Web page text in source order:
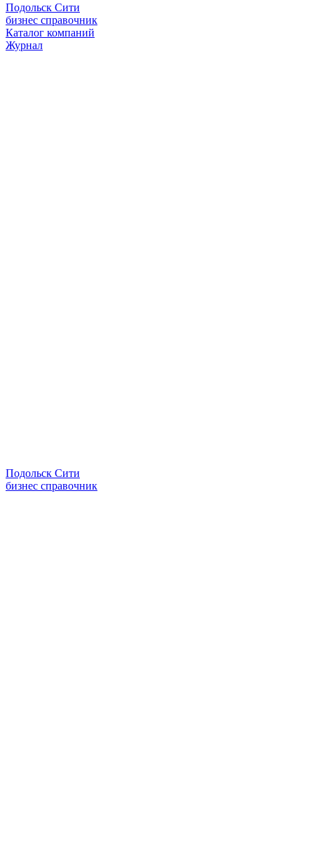
Подольск Сити
бизнес справочник
Каталог компаний
Журнал
Подольск Сити
бизнес справочник